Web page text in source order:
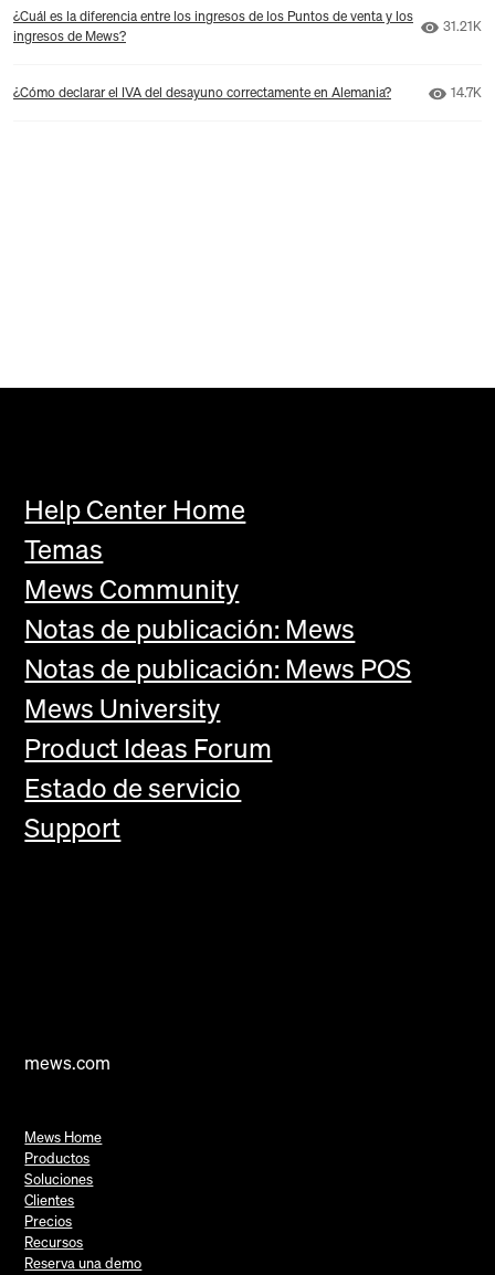
¿Cuál es la diferencia entre los ingresos de los Puntos de venta y los
ingresos de Mews?
Número
31.21K
¿Cómo declarar el IVA del desayuno correctamente en Alemania? 14.7K
Help Center Home
Temas
Mews Community
Notas de publicación: Mews
Notas de publicación: Mews POS
Mews University
Product Ideas Forum
Estado de servicio
Support
mews.com
Mews Home
Productos
Soluciones
Clientes
Precios
Recursos
Reserva una demo